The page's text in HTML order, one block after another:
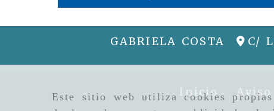
Este sitio web utiliza cookies
GABRIELA COSTA C/
Inicio